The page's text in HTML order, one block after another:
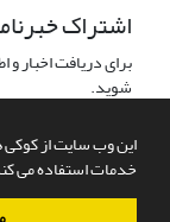
این وب سایت از کوکی
خدمات استفاده می
اشتراک
برای دریافت اخبار
شوید.